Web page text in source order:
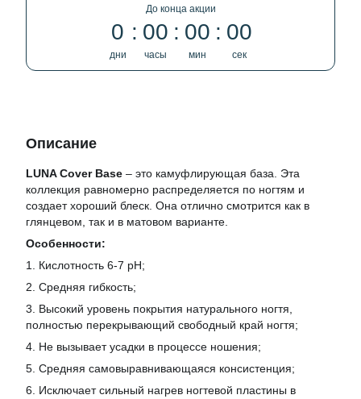
До конца акции
0
дни
00
часы
00
мин
00
сек
Описание
LUNA Cover Base – это камуфлирующая база. Эта
коллекция равномерно распределяется по ногтям и
создает хороший блеск. Она отлично смотрится как в
глянцевом, так и в матовом варианте.
Особенности:
1. Кислотность 6-7 рН;
2. Средняя гибкость;
3. Высокий уровень покрытия натурального ногтя,
полностью перекрывающий свободный край ногтя;
4. Не вызывает усадки в процессе ношения;
5. Средняя самовыравнивающаяся консистенция;
6. Исключает сильный нагрев ногтевой пластины в